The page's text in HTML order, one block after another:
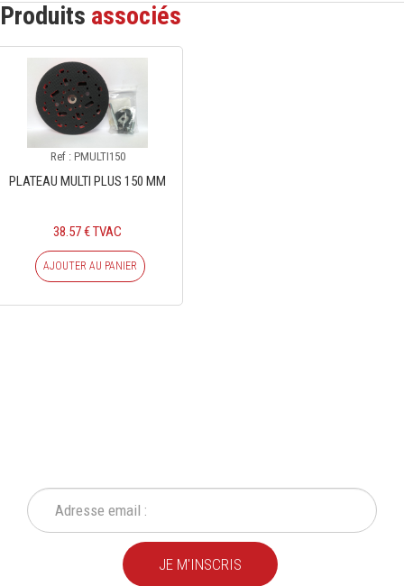
Produits associés
Ref : PMULTI150
PLATEAU MULTI PLUS 150 MM
38.57 € TVAC
AJOUTER AU PANIER
JE M'INSCRIS